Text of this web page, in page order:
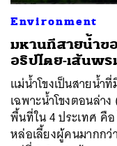
Environment
มหานทีสายน้ำข
อธิปไตย-เส้นพ
แม่น้ำโขงเป็นสายน้ำ
เฉพาะน้ำโขงตอนล่า
พื้นที่ใน 4 ประเทศ คื
หล่อเลี้ยงผู้คนมากก